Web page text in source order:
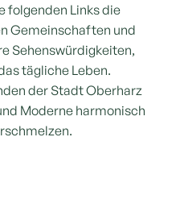
folgenden Links die
Gemeinschaften und
Sehenswürdigkeiten,
tägliche Leben.
der Stadt Oberharz
Moderne harmonisch